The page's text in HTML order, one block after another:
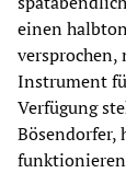
einen
versprochen,
Instrument
Verfügung
Bösendorfer,